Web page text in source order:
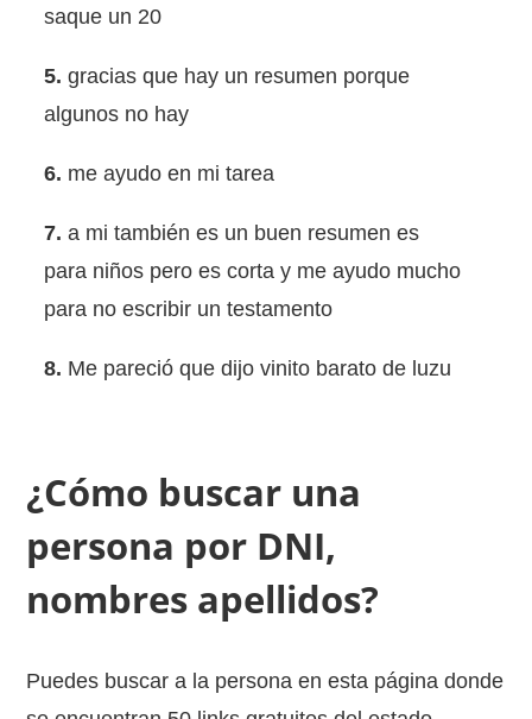
saque un 20
5. gracias que hay un resumen porque
algunos no hay
6. me ayudo en mi tarea
7. a mi también es un buen resumen es
para niños pero es corta y me ayudo mucho
para no escribir un testamento
8. Me pareció que dijo vinito barato de luzu
¿Cómo buscar una
persona por DNI,
nombres apellidos?
Puedes buscar a la persona en esta página donde